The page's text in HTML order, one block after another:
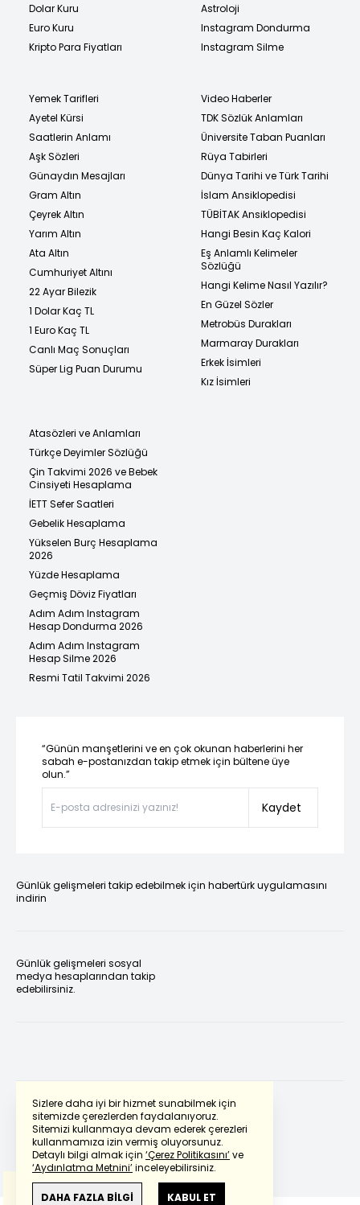
Sizlere daha iyi bir hizmet sunabilmek için
sitemizde çerezlerden faydalanıyoruz.
Sitemizi kullanmaya devam ederek çerezleri
kullanmamıza izin vermiş oluyorsunuz.
Detaylı bilgi almak için ‘Çerez Politikasını’ve
‘Aydınlatma Metnini’inceleyebilirsiniz.
DAHA FAZLA BİLGİ KABUL ET
Dolar Kuru
Euro Kuru
Kripto Para Fiyatları
Astroloji
Instagram Dondurma
Instagram Silme
Yemek Tarifleri
Ayetel Kürsi
Saatlerin Anlamı
Aşk Sözleri
Günaydın Mesajları
Gram Altın
Çeyrek Altın
Yarım Altın
Ata Altın
Cumhuriyet Altını
22 Ayar Bilezik
1 Dolar Kaç TL
1 Euro Kaç TL
Canlı Maç Sonuçları
Süper Lig Puan Durumu
Video Haberler
TDK Sözlük Anlamları
Üniversite Taban Puanları
Rüya Tabirleri
Dünya Tarihi ve Türk Tarihi
İslam Ansiklopedisi
TÜBİTAK Ansiklopedisi
Hangi Besin Kaç Kalori
Eş Anlamlı Kelimeler
Sözlüğü
Hangi Kelime Nasıl Yazılır?
En Güzel Sözler
Metrobüs Durakları
Marmaray Durakları
Erkek İsimleri
Kız İsimleri
Atasözleri ve Anlamları
Türkçe Deyimler Sözlüğü
Çin Takvimi 2026 ve Bebek
Cinsiyeti Hesaplama
İETT Sefer Saatleri
Gebelik Hesaplama
Yükselen Burç Hesaplama
2026
Yüzde Hesaplama
Geçmiş Döviz Fiyatları
Adım Adım Instagram
Hesap Dondurma 2026
Adım Adım Instagram
Hesap Silme 2026
Resmi Tatil Takvimi 2026
“Günün manşetlerini ve en çok okunan haberlerini her
sabah e-postanızdan takip etmek için bültene üye
olun.”
Kaydet
Günlük gelişmeleri takip edebilmek için habertürk uygulamasını
indirin
Günlük gelişmeleri sosyal
medya hesaplarından takip
edebilirsiniz.
Powered by Translate
Bu çevirideGoogle Transletekullanılmıştır.
Anlam ve çeviri hatalarından
haberturk.com